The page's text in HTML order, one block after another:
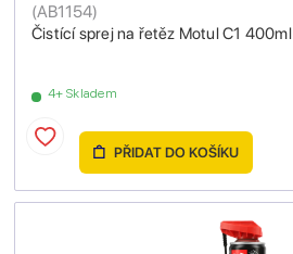
Čistící sprej na řetěz Motul C1 400ml
(AB1154)
4+ Skladem
PŘIDAT DO KOŠÍKU